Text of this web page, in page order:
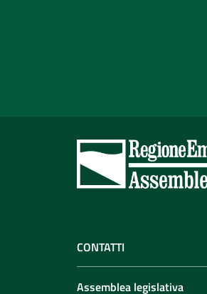
CONTATTI
Assemblea legislativa